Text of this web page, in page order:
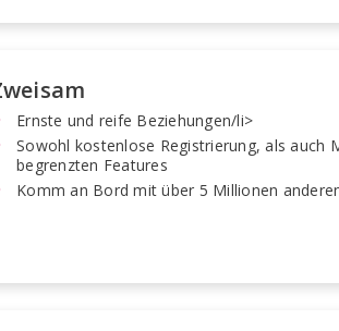
Ernste und reife Beziehungen/li>
Sowohl kostenlose Registrierung, als auch
begrenzten Features
Komm an Bord mit über 5 Millionen